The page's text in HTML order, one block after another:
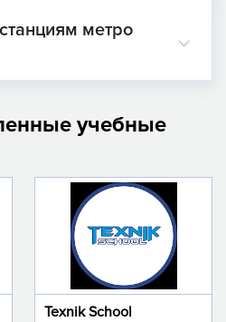
метро
учебные
Texnik School